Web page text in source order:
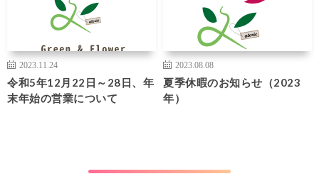
2023.11.24
令和5年12月22日～28日、年
末年始の営業について
2023.08.08
夏季休暇のお知らせ（2023
年）